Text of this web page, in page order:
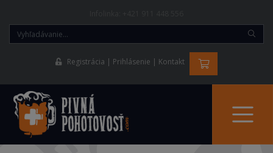
Registrácia Prihlásenie Kontakt